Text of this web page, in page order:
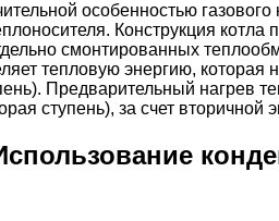
особенностью
Конструкция котла
смонтированных
тепловую энергию, которая
Предварительный нагрев
ступень), за счет